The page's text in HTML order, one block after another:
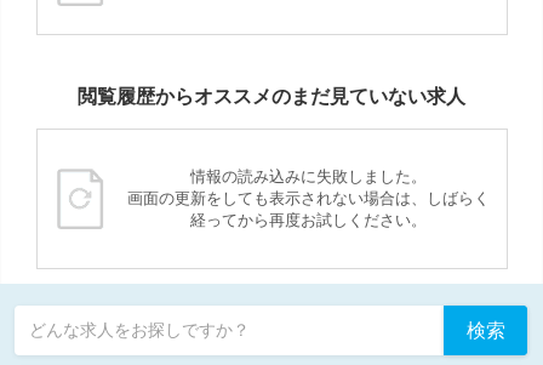
閲覧履歴からオススメのまだ見ていない求人
情報の読み込みに失敗しました。
画面の更新をしても表示されない場合は、しばらく
経ってから再度お試しください。
どんな求人をお探しですか？ 検索